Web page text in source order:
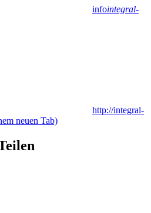
infointegral-
http://integral-
neuen Tab)